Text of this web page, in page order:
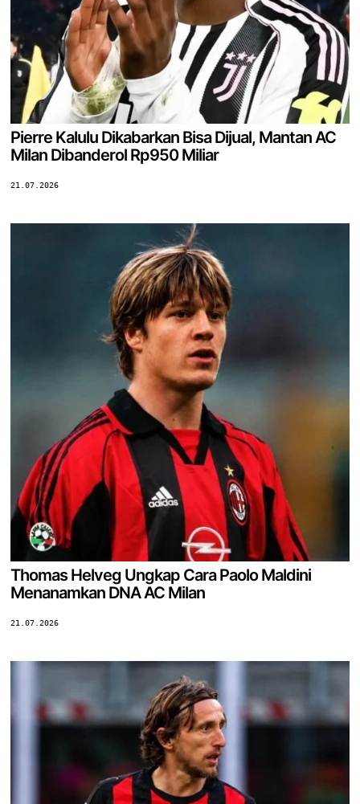
Pierre Kalulu Dikabarkan Bisa Dijual, Mantan AC
Milan Dibanderol Rp950 Miliar
21.07.2026
Thomas Helveg Ungkap Cara Paolo Maldini
Menanamkan DNA AC Milan
21.07.2026